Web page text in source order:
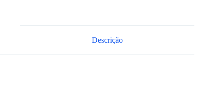
Descrição